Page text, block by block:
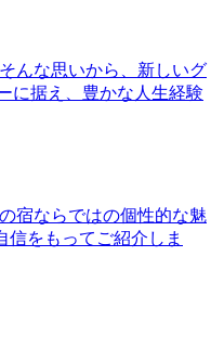
んな思いから、新しいグ
に据え、豊かな人生経験
宿ならではの個性的な魅
をもってご紹介しま